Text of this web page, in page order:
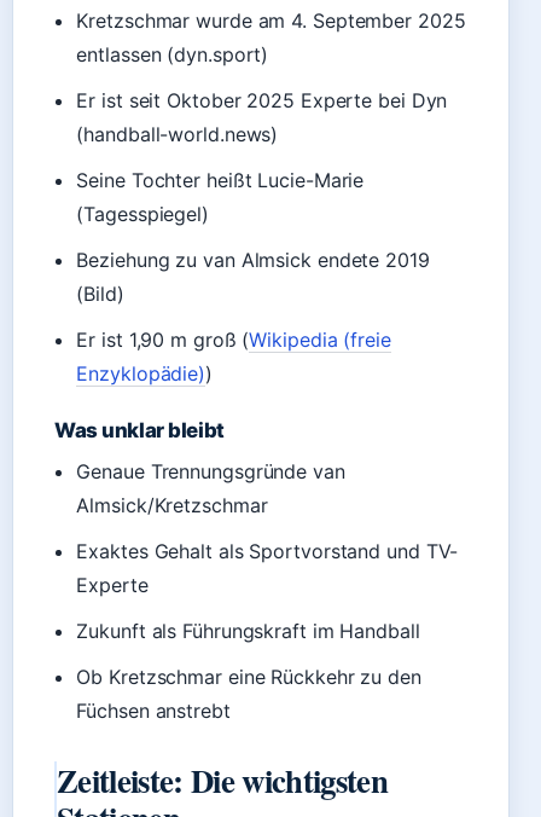
Kretzschmar wurde am 4. September 2025
entlassen (dyn.sport)
Er ist seit Oktober 2025 Experte bei Dyn
(handball-world.news)
Seine Tochter heißt Lucie-Marie
(Tagesspiegel)
Beziehung zu van Almsick endete 2019
(Bild)
Er ist 1,90 m groß (Wikipedia (freie
Enzyklopädie))
Was unklar bleibt
Genaue Trennungsgründe van
Almsick/Kretzschmar
Exaktes Gehalt als Sportvorstand und TV-
Experte
Zukunft als Führungskraft im Handball
Ob Kretzschmar eine Rückkehr zu den
Füchsen anstrebt
Zeitleiste: Die wichtigsten